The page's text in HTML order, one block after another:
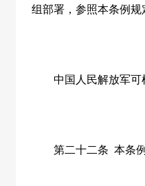
组部署，参照本条例
中国人民解放军可
第二十二条 本条